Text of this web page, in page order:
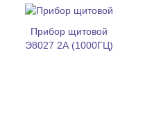
Прибор щитовой
Э8027 2А (1000ГЦ)